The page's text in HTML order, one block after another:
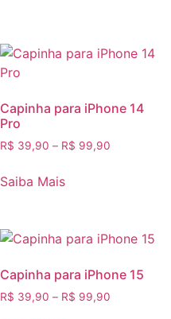
Capinha para iPhone 14
Pro
R$ 39,90 – R$ 99,90
Saiba Mais
Capinha para iPhone 15
R$ 39,90 – R$ 99,90